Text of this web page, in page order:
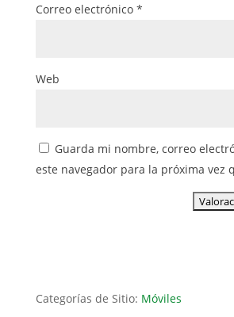
Correo electrónico *
Web
Guarda mi nombre, correo
este navegador para la próxima vez
Categorías de Sitio: Móviles